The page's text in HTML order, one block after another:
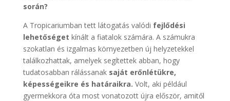
során?
A Tropicariumban tett látogatás valódi fejlődési
lehetőséget kínált a fiatalok számára. A számukra
szokatlan és izgalmas környezetben új helyzetekkel
találkozhattak, amelyek segítettek abban, hogy
tudatosabban rálássanak saját erőnlétükre,
képességeikre és határaikra. Volt, aki például
gyermekkora óta most vonatozott újra először, amitől